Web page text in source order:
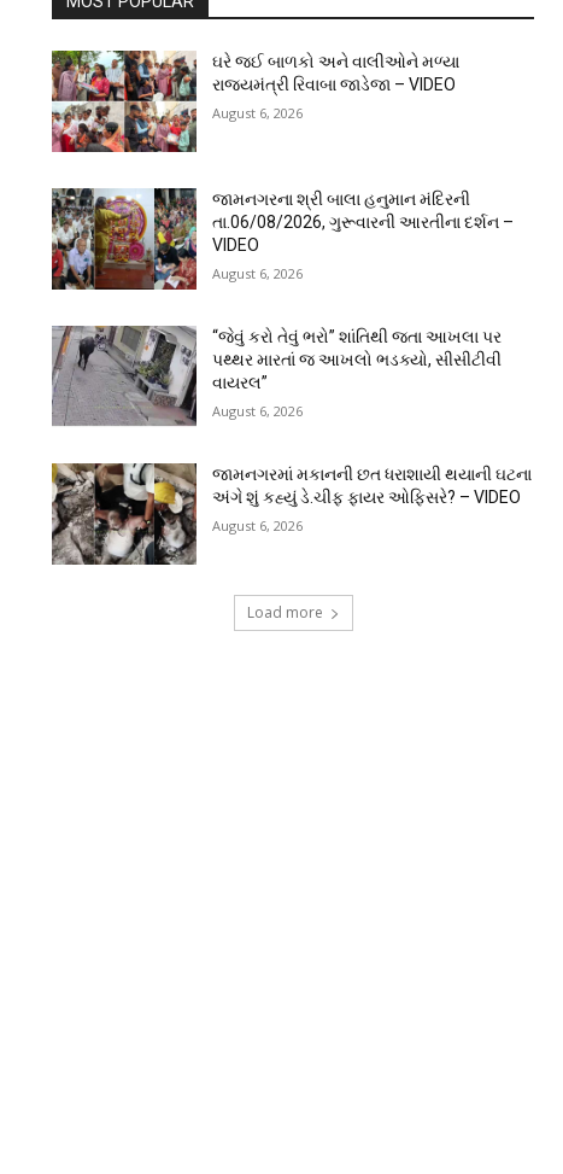
ઘરે જઈ બાળકો અને વાલીઓને મળ્યા
રાજ્યમંત્રી રિવાબા જાડેજા – VIDEO
August 6, 2026
જામનગરના શ્રી બાલા હનુમાન મંદિરની
તા.06/08/2026, ગુરૂવારની આરતીના દર્શન –
VIDEO
August 6, 2026
“જેવું કરો તેવું ભરો” શાંતિથી જતા આખલા પર
પથ્થર મારતાં જ આખલો ભડક્યો, સીસીટીવી
વાયરલ”
August 6, 2026
જામનગરમાં મકાનની છત ધરાશાયી થયાની ઘટના
અંગે શું કહ્યું ડે.ચીફ ફાયર ઓફિસરે? – VIDEO
August 6, 2026
Load more